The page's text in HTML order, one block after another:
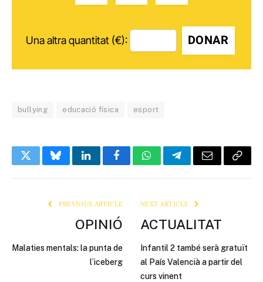
Una altra quantitat (€): DONAR
bullying educació física esport
TwitterBlueskyLinkedInFacebookWhatsAppTelegramEmail Copy
PREVIOUS ARTICLE
OPINIÓ
Malaties mentals: la punta de
l’iceberg
NEXT ARTICLE
ACTUALITAT
Infantil 2 també serà gratuït
al País Valencià a partir del
curs vinent